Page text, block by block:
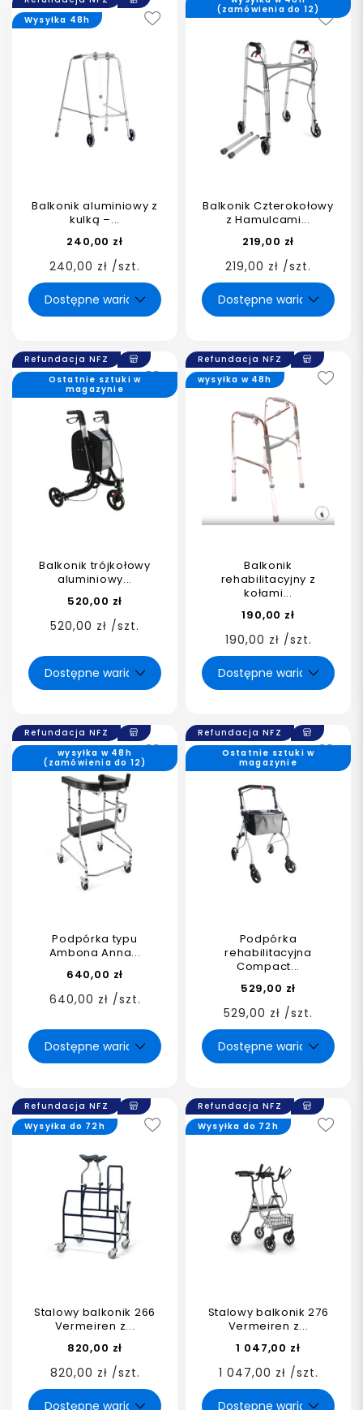
Balkonik aluminiowy z
kulką –...
240,00 zł
240,00 zł /szt.
Wysyłka 48h
Balkonik Czterokołowy
z Hamulcami...
219,00 zł
219,00 zł /szt.
(zamówienia do 12)
Refundacja NFZ
Balkonik trójkołowy
aluminiowy...
520,00 zł
520,00 zł /szt.
Ostatnie sztuki w
magazynie
Refundacja NFZ
Balkonik
rehabilitacyjny z
kołami...
190,00 zł
190,00 zł /szt.
wysyłka w 48h
Refundacja NFZ
Podpórka typu
Ambona Anna...
640,00 zł
640,00 zł /szt.
wysyłka w 48h
(zamówienia do 12)
Refundacja NFZ
Podpórka
rehabilitacyjna
Compact...
529,00 zł
529,00 zł /szt.
Ostatnie sztuki w
magazynie
Refundacja NFZ
Stalowy balkonik 266
Vermeiren z...
820,00 zł
820,00 zł /szt.
Wysyłka do 72h
Refundacja NFZ
Stalowy balkonik 276
Vermeiren z...
1 047,00 zł
1 047,00 zł /szt.
Wysyłka do 72h